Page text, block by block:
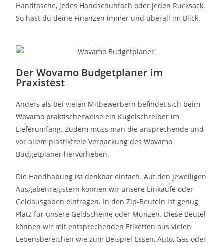
Handtasche, jedes Handschuhfach oder jeden Rucksack.
So hast du deine Finanzen immer und überall im Blick.
Der Wovamo Budgetplaner im
Praxistest
Anders als bei vielen Mitbewerbern befindet sich beim
Wovamo praktischerweise ein Kugelschreiber im
Lieferumfang. Zudem muss man die ansprechende und
vor allem plastikfreie Verpackung des Wovamo
Budgetplaner hervorheben.
Die Handhabung ist denkbar einfach. Auf den jeweiligen
Ausgabenregistern können wir unsere Einkäufe oder
Geldausgaben eintragen. In den Zip-Beuteln ist genug
Platz für unsere Geldscheine oder Münzen. Diese Beutel
können wir mit entsprechenden Etiketten aus vielen
Lebensbereichen wie zum Beispiel Essen, Auto, Gas oder